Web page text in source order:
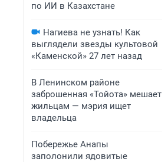
по ИИ в Казахстане
Нагиева не узнать! Как
выглядели звезды культовой
«Каменской» 27 лет назад
В Ленинском районе
заброшенная «Тойота» мешает
жильцам — мэрия ищет
владельца
Побережье Анапы
заполонили ядовитые